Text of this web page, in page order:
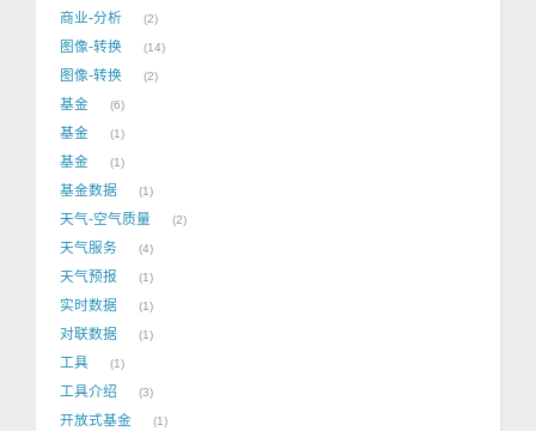
商业-分析 2
图像-转换 14
图像-转换 2
基金 6
基金 1
基金 1
基金数据 1
天气-空气质量 2
天气服务 4
天气预报 1
实时数据 1
对联数据 1
工具 1
工具介绍 3
开放式基金 1